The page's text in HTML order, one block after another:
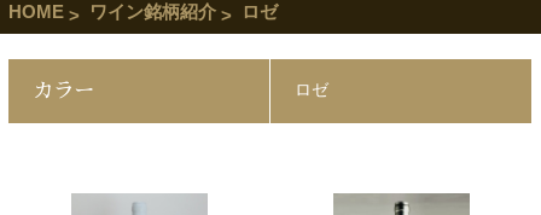
HOME ワイン銘柄紹介 ロゼ
カラー ロゼ